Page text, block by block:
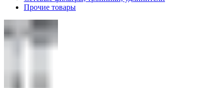
Прочие товары